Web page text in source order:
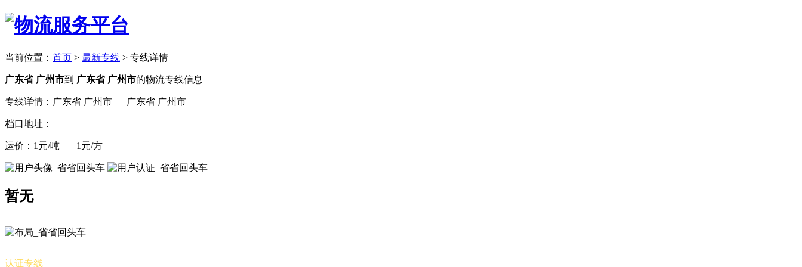
当前位置： 首页 > 最新专线 > 专线详情
广东省 广州市到 广东省 广州市的物流专线信息
专线详情：广东省 广州市 — 广东省 广州市
档口地址：
运价：1元/吨 1元/方
暂无
认证专线